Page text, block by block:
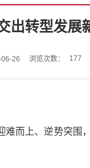
出转型发展
26 浏览次数： 177
而上、逆势突